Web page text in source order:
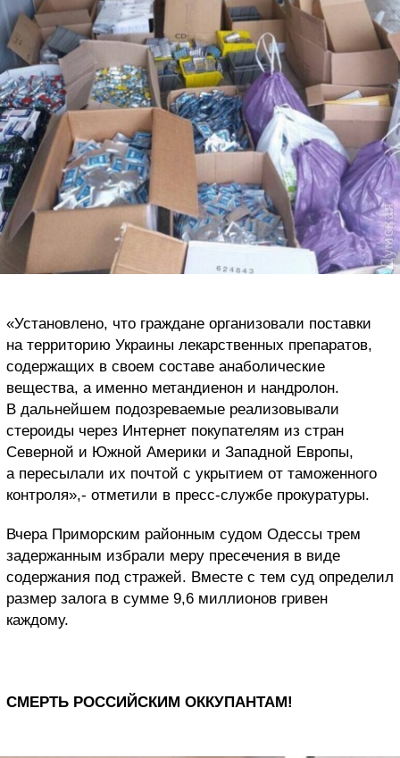
«Установлено, что граждане организовали поставки
на территорию Украины лекарственных препаратов,
содержащих в своем составе анаболические
вещества, а именно метандиенон и нандролон.
В дальнейшем подозреваемые реализовывали
стероиды через Интернет покупателям из стран
Северной и Южной Америки и Западной Европы,
а пересылали их почтой с укрытием от таможенного
контроля»,- отметили в пресс-службе прокуратуры.
Вчера Приморским районным судом Одессы трем
задержанным избрали меру пресечения в виде
содержания под стражей. Вместе с тем суд определил
размер залога в сумме 9,6 миллионов гривен
каждому.
СМЕРТЬ РОССИЙСКИМ ОККУПАНТАМ!